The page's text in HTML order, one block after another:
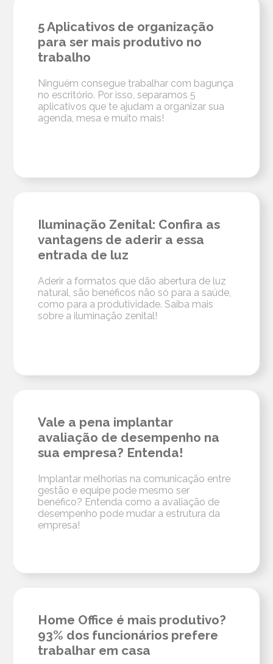
5 Aplicativos de organização
para ser mais produtivo no
trabalho
Ninguém consegue trabalhar com bagunça
no escritório. Por isso, separamos 5
aplicativos que te ajudam a organizar sua
agenda, mesa e muito mais!
Iluminação Zenital: Confira as
vantagens de aderir a essa
entrada de luz
Aderir a formatos que dão abertura de luz
natural, são benéficos não só para a saúde,
como para a produtividade. Saiba mais
sobre a iluminação zenital!
Vale a pena implantar
avaliação de desempenho na
sua empresa? Entenda!
Implantar melhorias na comunicação entre
gestão e equipe pode mesmo ser
benéfico? Entenda como a avaliação de
desempenho pode mudar a estrutura da
empresa!
Home Office é mais produtivo?
93% dos funcionários prefere
trabalhar em casa